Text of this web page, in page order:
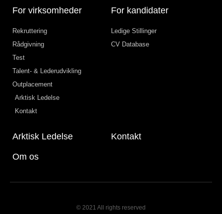
For virksomheder
Rekruttering
Rådgivning
Test
Talent- & Lederudvikling
Outplacement
Arktisk Ledelse
Kontakt
For kandidater
Ledige Stillinger
CV Database
Arktisk Ledelse
Om os
Kontakt
© 2021 All rights reserved